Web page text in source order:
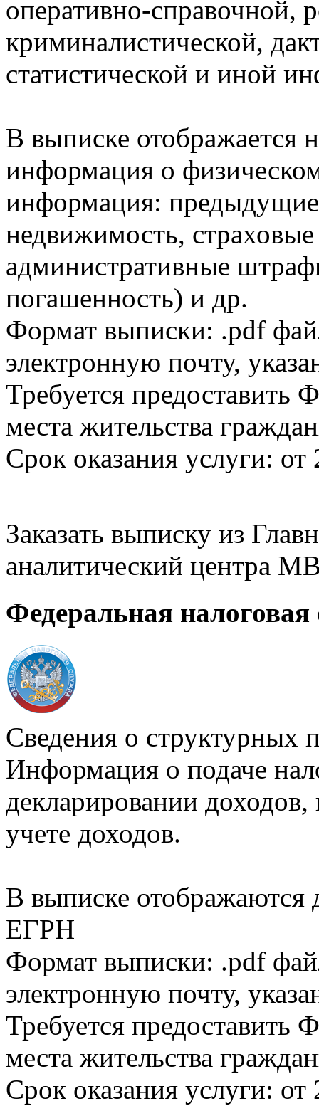
оперативно-справочной,
криминалистической,
статистической и иной
В выписке отображается
информация о
информация:
недвижимость,
административные
погашенность) и др.
Формат выписки: .pdf
электронную почту,
Требуется
места жительства
Срок оказания услуги: от
Заказать выписку из
аналитический центра
Федеральная налоговая
Сведения о структурных
Информация о подаче
декларировании доходов,
учете доходов.
В выписке
ЕГРН
Формат выписки: .pdf
электронную почту,
Требуется
места жительства
Срок оказания услуги: от